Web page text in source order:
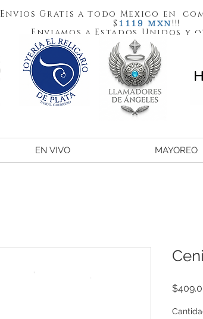
Envios Gratis a todo Mexico en
$ 1119 MXN!!!
Enviamos a Estados Unidos y
EN VIVO MAYOREO